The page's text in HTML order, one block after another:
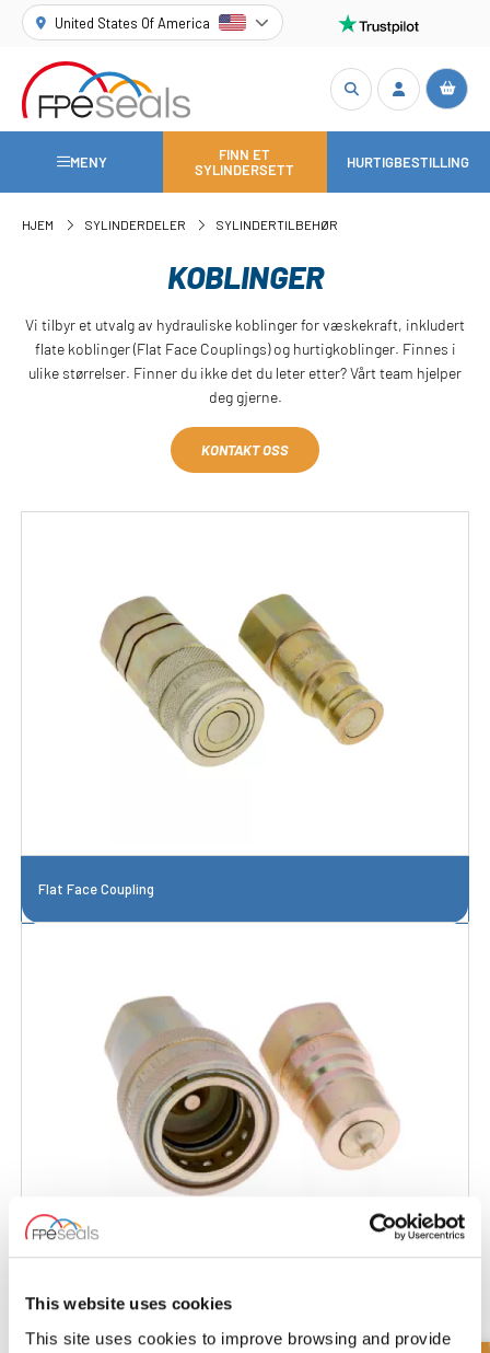
This website uses cookies
This site uses cookies to improve browsing and provide
United States Of America
MENY
FINN ET
SYLINDERSETT
HURTIGBESTILLING
HJEM SYLINDERDELER SYLINDERTILBEHØR
KOBLINGER
Vi tilbyr et utvalg av hydrauliske koblinger for væskekraft, inkludert
flate koblinger (Flat Face Couplings) og hurtigkoblinger. Finnes i
ulike størrelser. Finner du ikke det du leter etter? Vårt team hjelper
deg gjerne.
KONTAKT OSS
Flat Face Coupling
Hurtigkobling